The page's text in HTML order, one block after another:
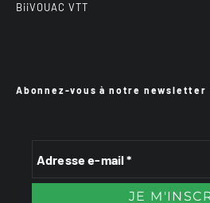
BiiVOUAC VTT
Abonnez-vous à notre newsletter